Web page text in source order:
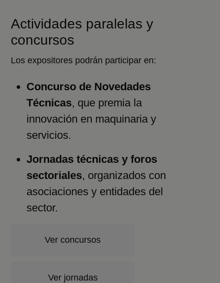
Actividades paralelas y
concursos
Los expositores podrán participar en:
Concurso de Novedades
Técnicas, que premia la
innovación en maquinaria y
servicios.
Jornadas técnicas y foros
sectoriales, organizados con
asociaciones y entidades del
sector.
Ver concursos
Ver jornadas